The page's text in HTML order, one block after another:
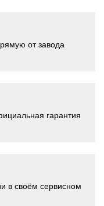
от завода
гарантия
в своём сервисном